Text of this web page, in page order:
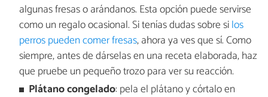
algunas fresas o arándanos. Esta opción puede servirse
como un regalo ocasional. Si tenías dudas sobre silos
perros pueden comer fresas, ahora ya ves que sí. Como
siempre, antes de dárselas en una receta elaborada, haz
que pruebe un pequeño trozo para ver su reacción.
Plátano congelado: pela el plátano y córtalo en